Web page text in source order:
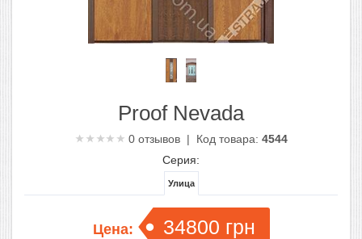
Proof Nevada
0отзывов | Код товара: 4544
Серия:
Улица
Цена: 34800 грн